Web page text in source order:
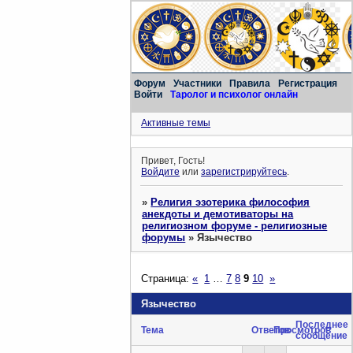
Форум Участники Правила
Регистрация
Войти
Таролог и психолог онлайн
Активные темы
Привет, Гость!
Войдите илизарегистрируйтесь.
»Религия эзотерика философия
анекдоты и демотиваторы на
религиозном форуме - религиозные
форумы »Язычество
Язычество
Страница:« 1 7 8 9 10 »
Тема ОтветовПросмотров
Последнее
сообщение